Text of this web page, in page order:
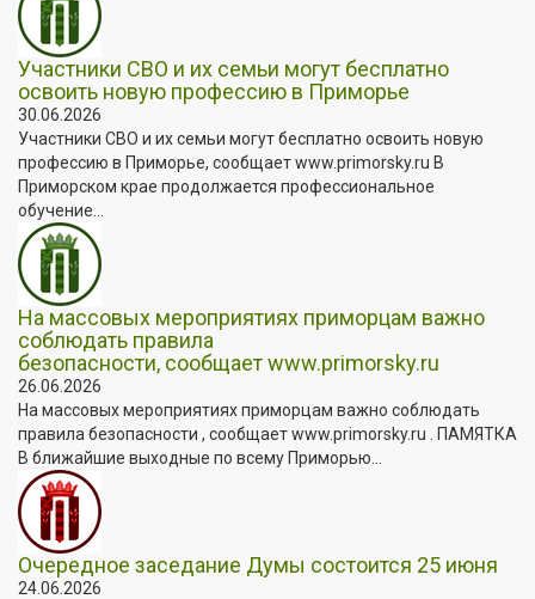
Участники СВО и их семьи могут бесплатно
освоить новую профессию в Приморье
30.06.2026
Участники СВО и их семьи могут бесплатно освоить новую
профессию в Приморье, сообщает www.primorsky.ru В
Приморском крае продолжается профессиональное
обучение...
На массовых мероприятиях приморцам важно
соблюдать правила
безопасности, сообщает www.primorsky.ru
26.06.2026
На массовых мероприятиях приморцам важно соблюдать
правила безопасности , сообщает www.primorsky.ru . ПАМЯТКА
В ближайшие выходные по всему Приморью...
Очередное заседание Думы состоится 25 июня
24.06.2026